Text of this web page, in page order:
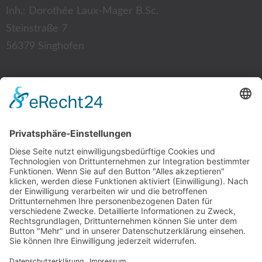
Inh.: Dorothée Laux-Mager B.Sc.
Steinstraße 7
56379 Singhofen
Kontakt:
Fax: 02604 94 35 52
E-Mail:info@physio-laux-mager.de
Mitgliedschaft: